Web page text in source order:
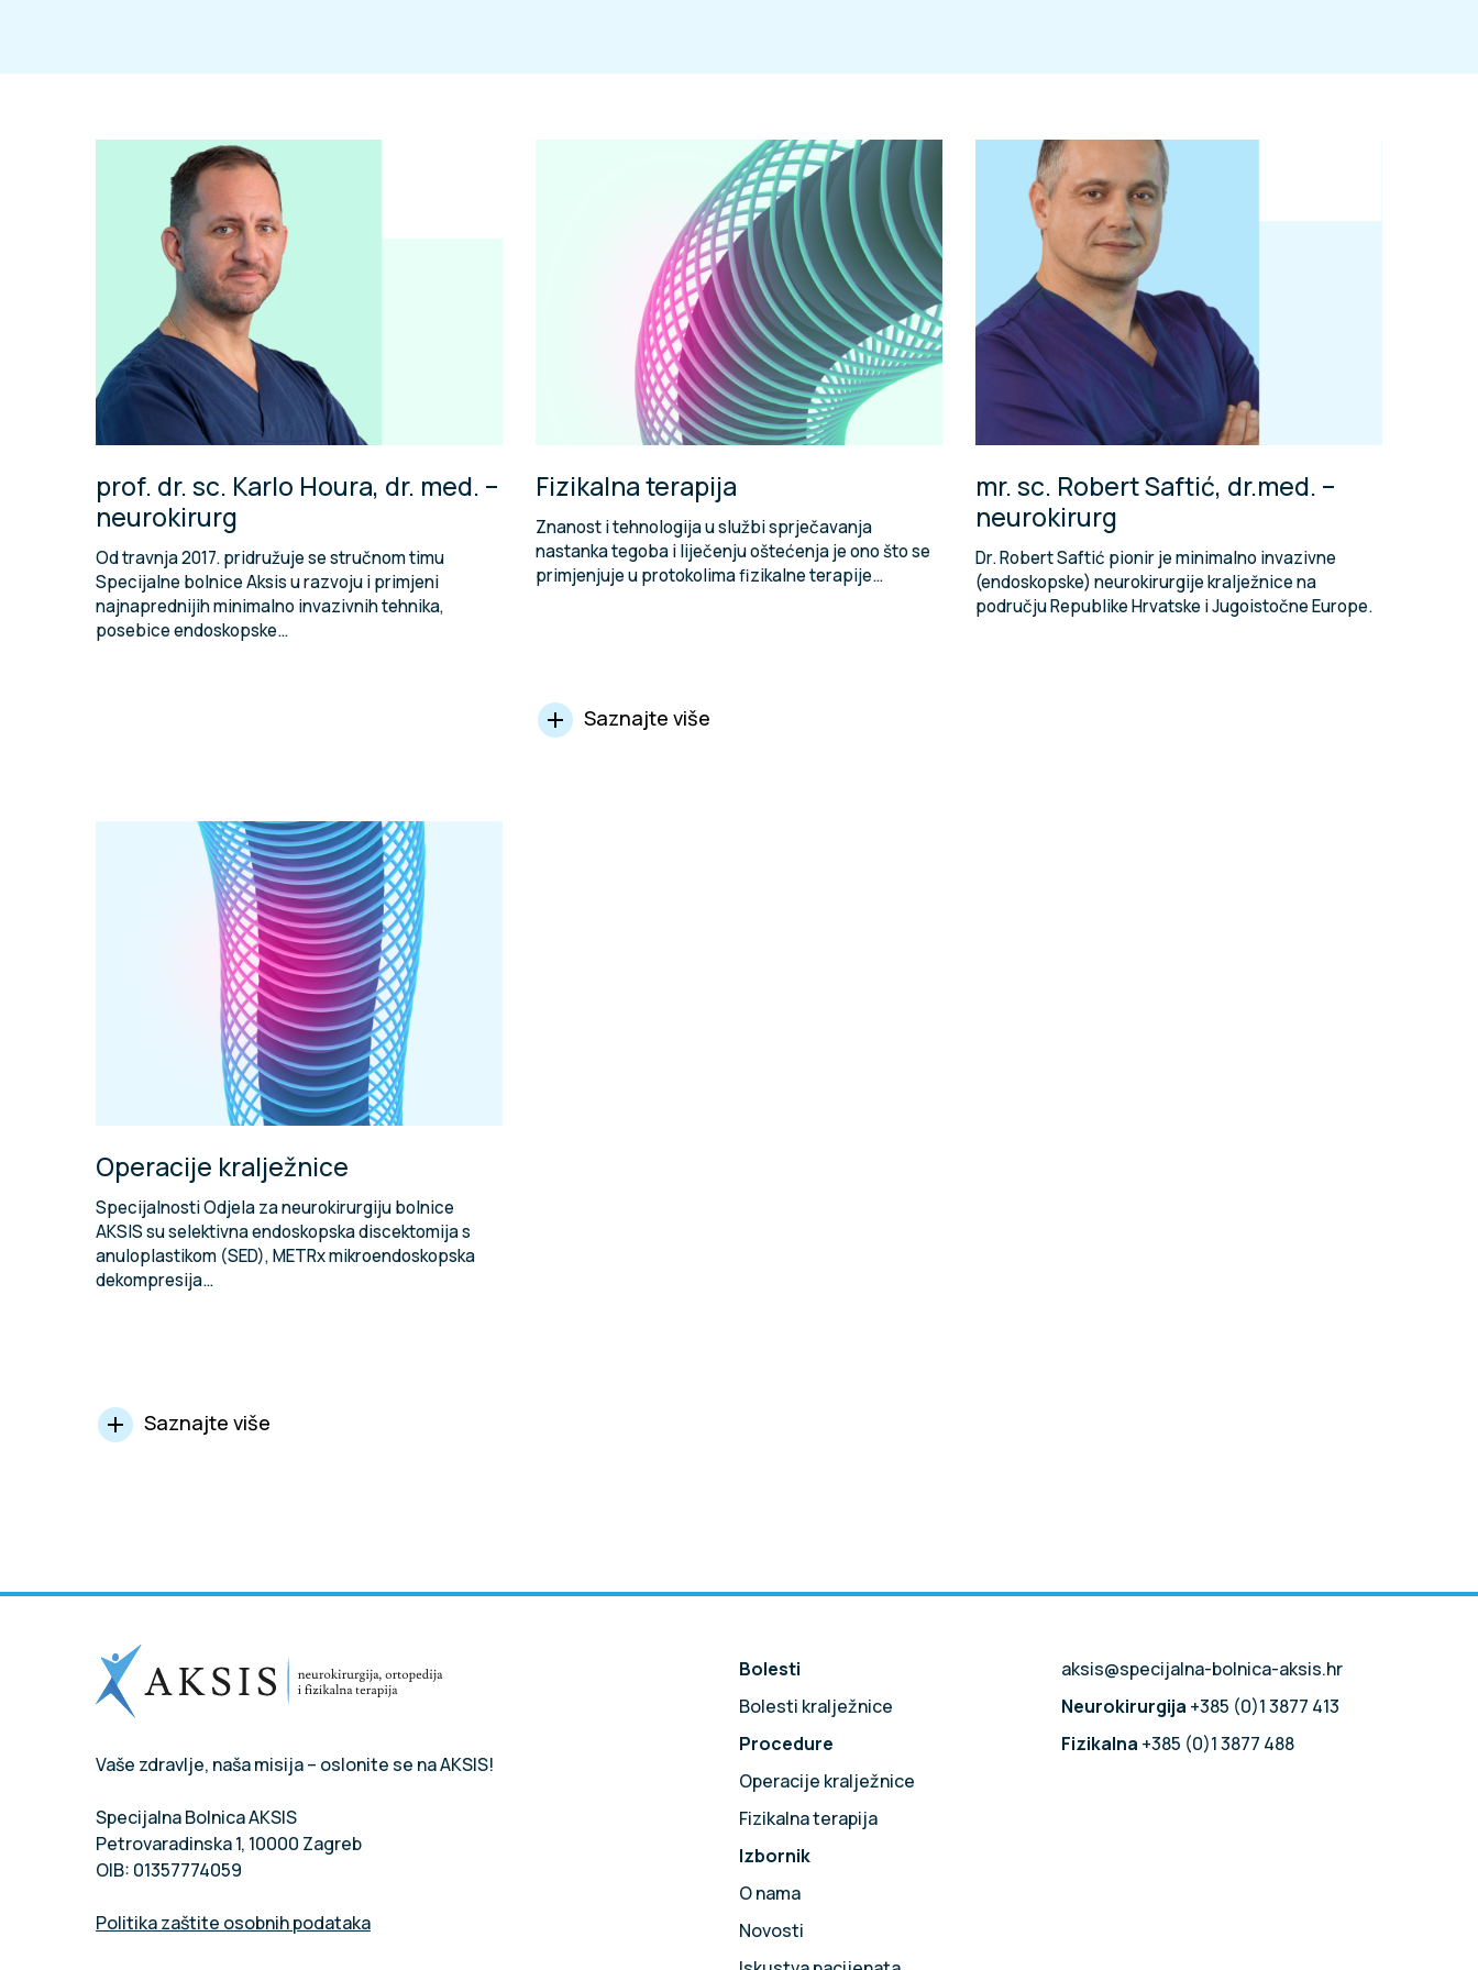
prof. dr. sc. Karlo Houra, dr. med. –
neurokirurg
Od travnja 2017. pridružuje se stručnom timu
Specijalne bolnice Aksis u razvoju i primjeni
najnaprednijih minimalno invazivnih tehnika,
posebice endoskopske…
Fizikalna terapija
Znanost i tehnologija u službi sprječavanja
nastanka tegoba i liječenju oštećenja je ono što se
primjenjuje u protokolima fizikalne terapije…
add Saznajte više
mr. sc. Robert Saftić, dr.med. –
neurokirurg
Dr. Robert Saftić pionir je minimalno invazivne
(endoskopske) neurokirurgije kralježnice na
području Republike Hrvatske i Jugoistočne Europe.
Operacije kralježnice
Specijalnosti Odjela za neurokirurgiju bolnice
AKSIS su selektivna endoskopska discektomija s
anuloplastikom (SED), METRx mikroendoskopska
dekompresija…
add Saznajte više
Vaše zdravlje, naša misija – oslonite se na AKSIS!
Specijalna Bolnica AKSIS
Petrovaradinska 1, 10000 Zagreb
OIB: 01357774059
Politika zaštite osobnih podataka
Bolesti
Bolesti kralježnice
Procedure
Operacije kralježnice
Fizikalna terapija
Izbornik
O nama
Novosti
aksis@specijalna-bolnica-aksis.hr
Neurokirurgija +385 (0)1 3877 413
Fizikalna +385 (0)1 3877 488